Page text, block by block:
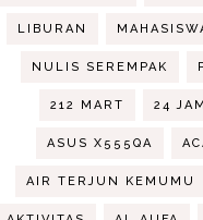
LIBURAN
NULIS SEREMPAK
212 MART 24 JAM
ASUS X555QA
AIR TERJUN KEMUMU